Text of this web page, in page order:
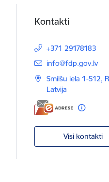
Kontakti
+371 29178183
E-pasts:
info@fdp.gov.lv
Smilšu iela 1-512,
Latvija
Visi kontakti